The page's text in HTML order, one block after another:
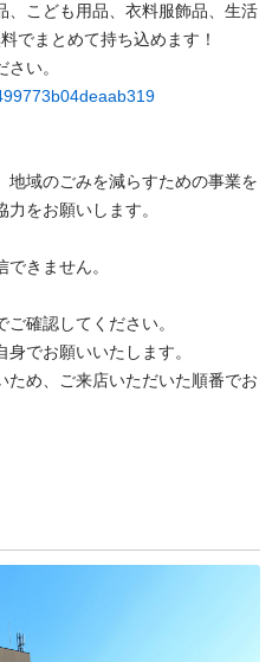
、こども用品、衣料服飾品、生活
でまとめて持ち込めます！
い。
地域のごみを減らすための事業を
をお願いします。
きません。
確認してください。
でお願いいたします。
ため、ご来店いただいた順番でお